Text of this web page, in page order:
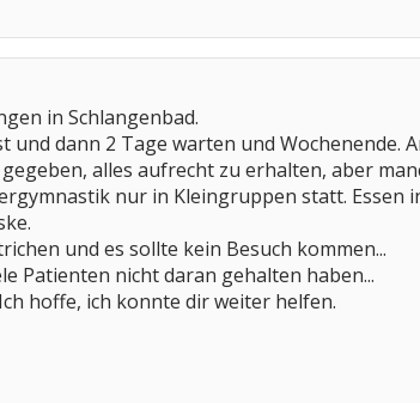
in Schlangenbad.
dann 2 Tage warten und Wochenende.
alles aufrecht zu erhalten, aber
nur in Kleingruppen statt. Essen
und es sollte kein Besuch kommen...
Patienten nicht daran gehalten haben...
hoffe, ich konnte dir weiter helfen.